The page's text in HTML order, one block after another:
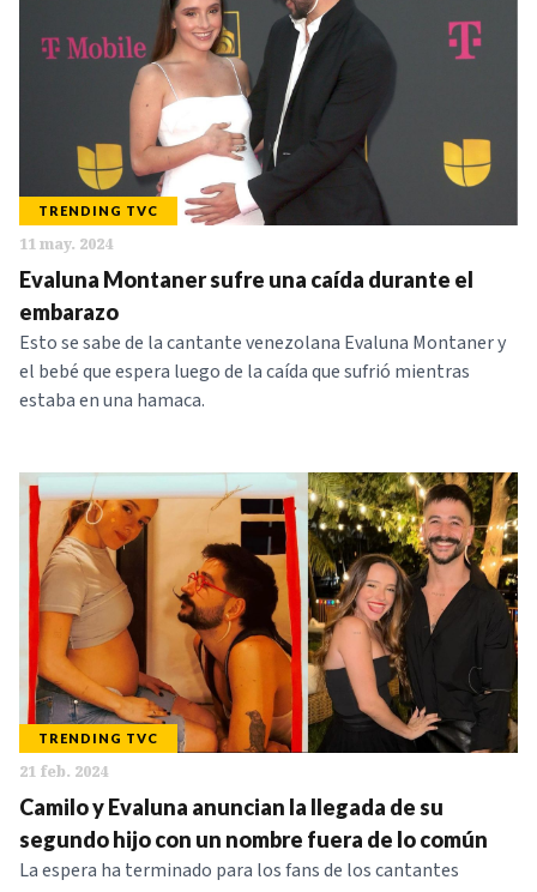
TRENDING TVC
11 may. 2024
Evaluna Montaner sufre una caída durante el
embarazo
Esto se sabe de la cantante venezolana Evaluna Montaner y
el bebé que espera luego de la caída que sufrió mientras
estaba en una hamaca.
TRENDING TVC
21 feb. 2024
Camilo y Evaluna anuncian la llegada de su
segundo hijo con un nombre fuera de lo común
La espera ha terminado para los fans de los cantantes